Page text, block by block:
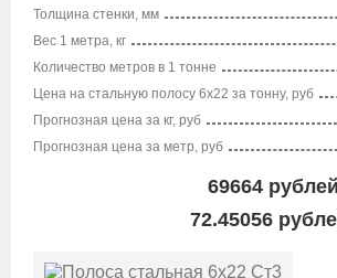
Толщина стенки, мм
Вес 1 метра, кг
Количество метров в 1 тонне
Цена на стальную полосу 6х22 за тонну, руб
Прогнозная цена за кг, руб
Прогнозная цена за метр, руб
69664
72.45056